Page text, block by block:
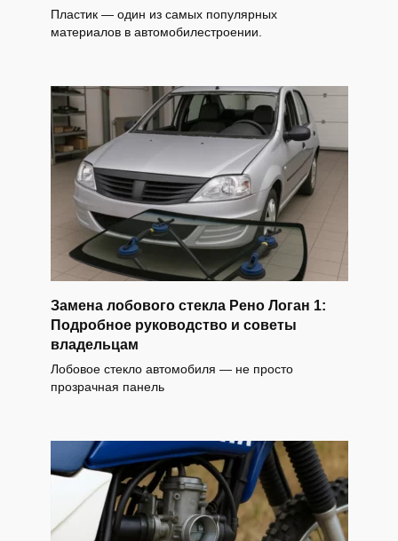
Пластик — один из самых популярных
материалов в автомобилестроении.
Замена лобового стекла Рено Логан 1:
Подробное руководство и советы
владельцам
Лобовое стекло автомобиля — не просто
прозрачная панель